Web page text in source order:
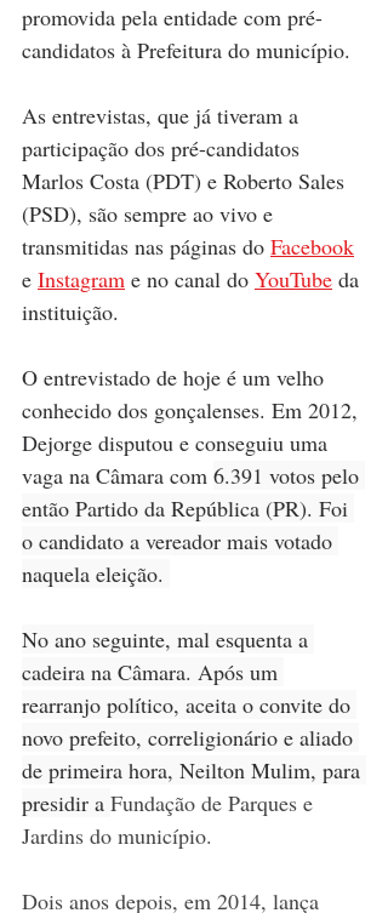
promovida pela entidade com pré-
candidatos à Prefeitura do município.
As entrevistas, que já tiveram a
participação dos pré-candidatos
Marlos Costa (PDT) e Roberto Sales
(PSD), são sempre ao vivo e
transmitidas nas páginas do Facebook
e Instagram e no canal do YouTube da
instituição.
O entrevistado de hoje é um velho
conhecido dos gonçalenses. Em 2012,
Dejorge disputou e conseguiu uma
vaga na Câmara com 6.391 votos pelo
então Partido da República (PR). Foi
o candidato a vereador mais votado
naquela eleição.
No ano seguinte, mal esquenta a
cadeira na Câmara. Após um
rearranjo político, aceita o convite do
novo prefeito, correligionário e aliado
de primeira hora, Neilton Mulim, para
presidir a Fundação de Parques e
Jardins do município.
Dois anos depois, em 2014, lança